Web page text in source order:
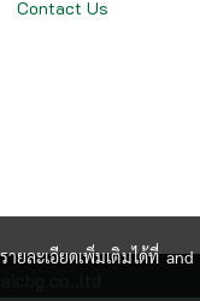
Contact Us
ยละเอียดเพิ่มเติมได้ที่and